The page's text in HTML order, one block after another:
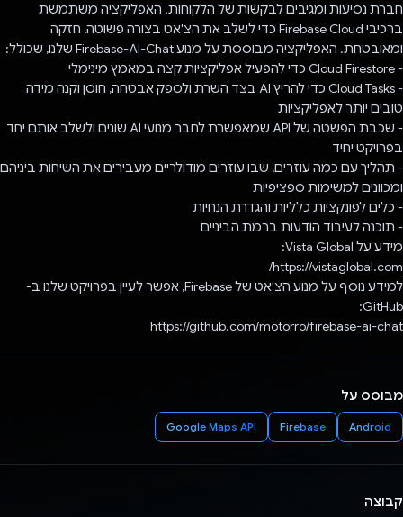
חברת נסיעות ומגיבים לבקשות של הלקוחות. האפליקציה משתמשת
ברכיבי Firebase Cloud כדי לשלב את הצ'אט בצורה פשוטה, חזקה
ומאובטחת. האפליקציה מבוססת על מנוע Firebase-AI-Chat שלנו, שכולל:
- Cloud Firestore כדי להפעיל אפליקציות קצה במאמץ מינימלי
- Cloud Tasks כדי להריץ AI בצד השרת ולספק אבטחה, חוסן וקנה מידה
טובים יותר לאפליקציות
- שכבת הפשטה של API שמאפשרת לחבר מנועי AI שונים ולשלב אותם יחד
בפרויקט יחיד
- תהליך עם כמה עוזרים, שבו עוזרים מודולריים מעבירים את השיחות ביניהם
ומכוונים למשימות ספציפיות
- כלים לפונקציות כלליות והגדרת הנחיות
- תוכנה לעיבוד הודעות ברמת הביניים
מידע על Vista Global:
https://vistaglobal.com/
למידע נוסף על מנוע הצ'אט של Firebase, אפשר לעיין בפרויקט שלנו ב-
GitHub:
https://github.com/motorro/firebase-ai-chat
מבוסס על
Android
Firebase
Google Maps API
קבוצה